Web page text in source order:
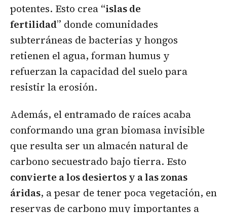
potentes. Esto crea “islas de
fertilidad” donde comunidades
subterráneas de bacterias y hongos
retienen el agua, forman humus y
refuerzan la capacidad del suelo para
resistir la erosión.
Además, el entramado de raíces acaba
conformando una gran biomasa invisible
que resulta ser un almacén natural de
carbono secuestrado bajo tierra. Esto
convierte a los desiertos y a las zonas
áridas, a pesar de tener poca vegetación, en
reservas de carbono muy importantes a